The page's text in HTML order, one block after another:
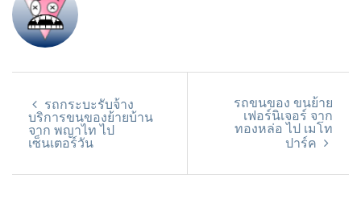
รถกระบะรับจ้าง
บริการขนของย้ายบ้าน
จาก พญาไท ไป
เซ็นเตอร์วัน
รถขนของ ขนย้าย
เฟอร์นิเจอร์ จาก
ทองหล่อ ไป เมโท
ปาร์ค